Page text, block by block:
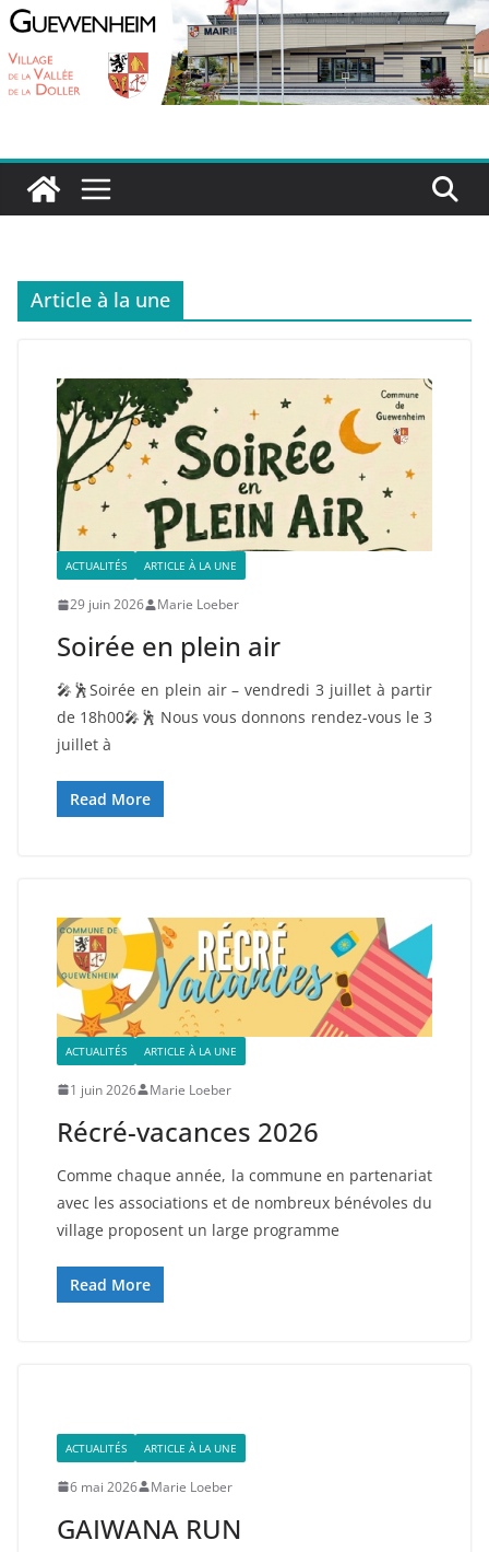
Passer
contenu
Article à la une
ACTUALITÉS ARTICLE À LA UNE
29 juin 2026 Marie Loeber
Soirée en plein air
🎤🕺Soirée en plein air – vendredi 3 juillet à partir
de 18h00🎤🕺 Nous vous donnons rendez-vous le 3
juillet à
Read More
ACTUALITÉS ARTICLE À LA UNE
1 juin 2026 Marie Loeber
Récré-vacances 2026
Comme chaque année, la commune en partenariat
avec les associations et de nombreux bénévoles du
village proposent un large programme
Read More
ACTUALITÉS ARTICLE À LA UNE
6 mai 2026 Marie Loeber
GAIWANA RUN